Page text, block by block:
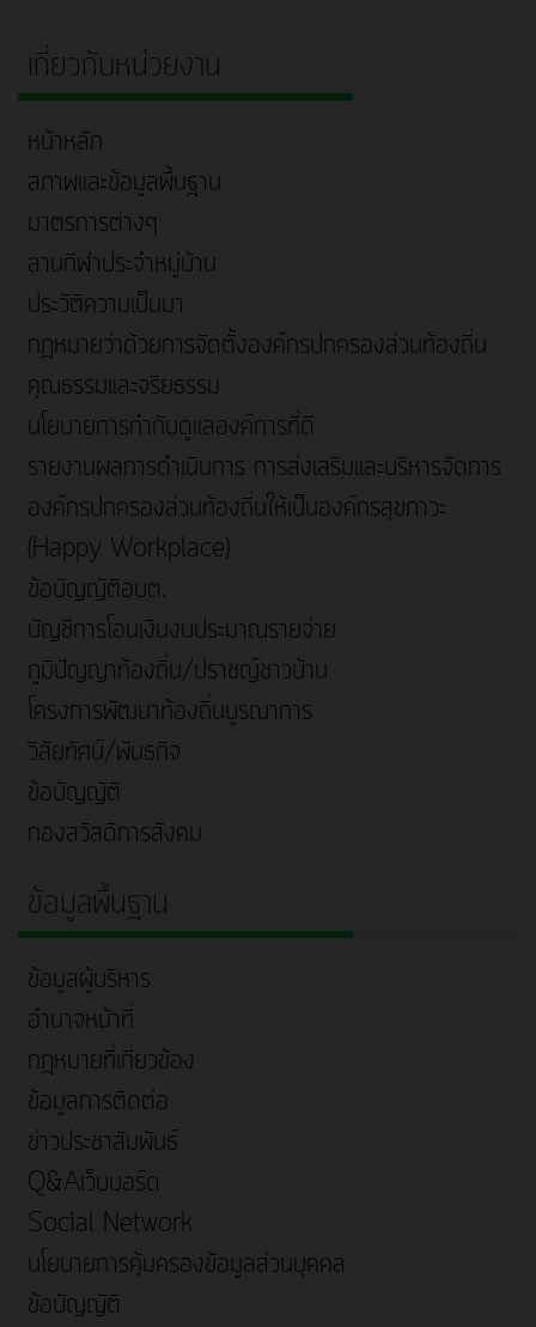
เกี่ยวกับหน่วยงาน
หน้าหลัก
สภาพและข้อมูลพื้นฐาน
มาตรการต่างๆ
ลานกีฬาประจำหมู่บ้าน
ประวัติความเป็นมา
กฎหมายว่าด้วยการจัดตั้งองค์กรปกครองส่วนท้องถิ่น
คุณธรรมและจริยธรรม
นโยบายการกำกับดูแลองค์การที่ดี
รายงานผลการดำเนินการ การส่งเสริมและบริหารจัดการ
องค์กรปกครองส่วนท้องถิ่นให้เป็นองค์กรสุขภาวะ
(Happy Workplace)
ข้อบัญญัติอบต.
บัญชีการโอนเงินงบประมาณรายจ่าย
ภูมิปัญญาท้องถิ่น/ปราชญ์ชาวบ้าน
โครงการพัฒนาท้องถิ่นบูรณาการ
วิสัยทัศน์/พันธกิจ
ข้อบัญญัติ
กองสวัสดิการสังคม
ข้อมูลพื้นฐาน
ข้อมูลผู้บริหาร
อำนาจหน้าที่
กฎหมายที่เกี่ยวข้อง
ข้อมูลการติดต่อ
ข่าวประชาสัมพันธ์
Q&Aเว็บบอร์ด
Social Network
นโยบายการคุ้มครองข้อมูลส่วนบุคคล
ข้อบัญญัติ